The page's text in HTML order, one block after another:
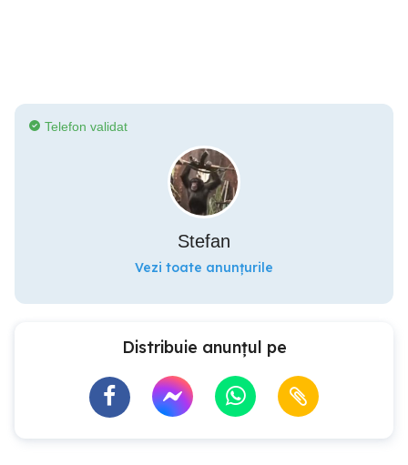
Telefon validat
Stefan
Vezi toate anunțurile
Distribuie anunțul pe